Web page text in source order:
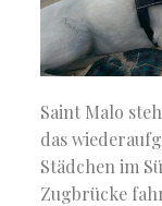
Saint Malo
das
Städchen im
Zugbrücke